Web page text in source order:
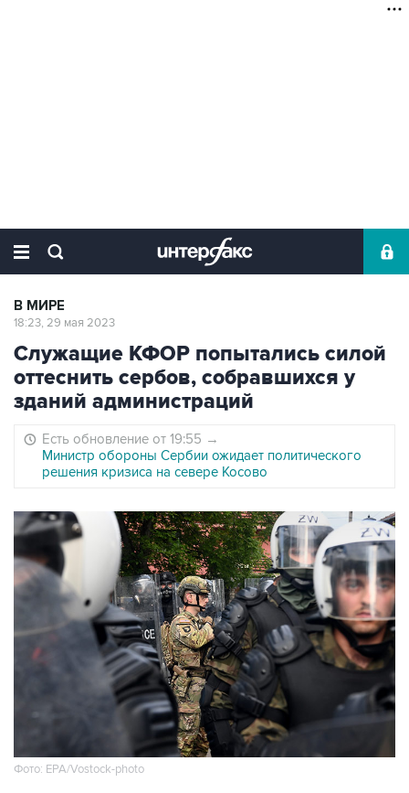
В МИРЕ
18:23, 29 мая 2023
Служащие КФОР попытались силой
оттеснить сербов, собравшихся у
зданий администраций
Есть обновление от 19:55 →
Министр обороны Сербии ожидает политического
решения кризиса на севере Косово
Фото: EPA/Vostock-photo